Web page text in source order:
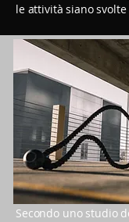
le attività siano
Secondo uno studio